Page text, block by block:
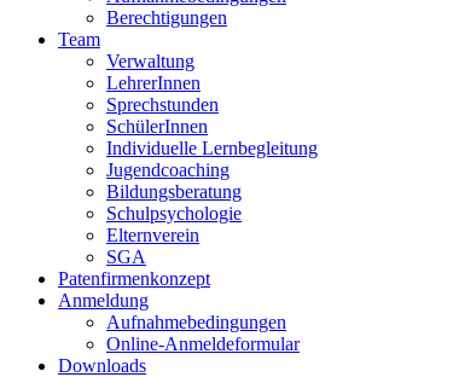
Berechtigungen
Team
Verwaltung
LehrerInnen
Sprechstunden
SchülerInnen
Individuelle Lernbegleitung
Jugendcoaching
Bildungsberatung
Schulpsychologie
Elternverein
SGA
Patenfirmenkonzept
Anmeldung
Aufnahmebedingungen
Online-Anmeldeformular
Downloads